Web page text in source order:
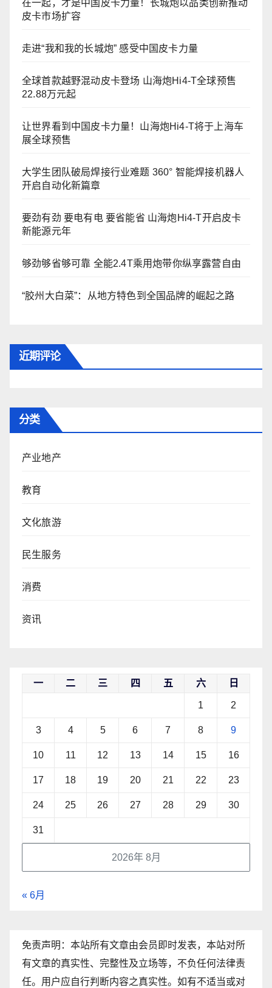
在一起，才是中国皮卡力量！长城炮以品类创新推动
皮卡市场扩容
走进“我和我的长城炮” 感受中国皮卡力量
全球首款越野混动皮卡登场 山海炮Hi4-T全球预售
22.88万元起
让世界看到中国皮卡力量！山海炮Hi4-T将于上海车
展全球预售
大学生团队破局焊接行业难题 360° 智能焊接机器人
开启自动化新篇章
要劲有劲 要电有电 要省能省 山海炮Hi4-T开启皮卡
新能源元年
够劲够省够可靠 全能2.4T乘用炮带你纵享露营自由
“胶州大白菜”：从地方特色到全国品牌的崛起之路
近期评论
分类
产业地产
教育
文化旅游
民生服务
消费
资讯
2026年 8月
一 二 三 四 五 六 日
1 2
3 4 5 6 7 8 9
10 11 12 13 14 15 16
17 18 19 20 21 22 23
24 25 26 27 28 29 30
31
« 6月
免责声明：本站所有文章由会员即时发表，本站对所
有文章的真实性、完整性及立场等，不负任何法律责
任。用户应自行判断内容之真实性。如有不适当或对